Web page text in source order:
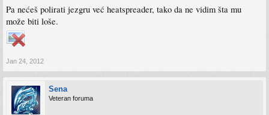
Pa nećeš polirati jezgru već heatspreader, tako da ne vidim šta mu
može biti loše.
Jan 24, 2012
Sena
Veteran foruma